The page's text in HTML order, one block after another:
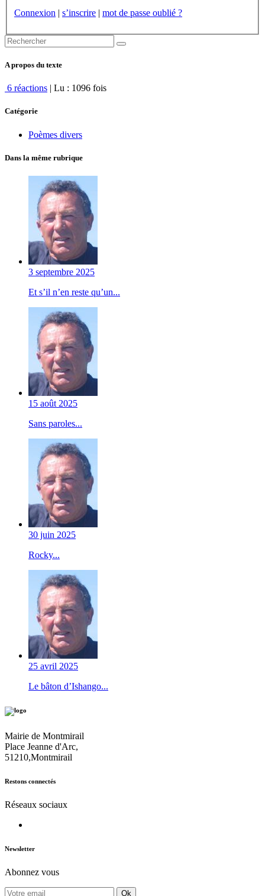
Connexion | s’inscrire | mot de passe oublié ?
A propos du texte
6 réactions | Lu : 1096 fois
Catégorie
Poèmes divers
Dans la même rubrique
3 septembre 2025
Et s’il n’en reste qu’un...
15 août 2025
Sans paroles...
30 juin 2025
Rocky...
25 avril 2025
Le bâton d’Ishango...
Mairie de Montmirail
Place Jeanne d'Arc,
51210,Montmirail
Restons connectés
Réseaux sociaux
Newsletter
Abonnez vous
Ok